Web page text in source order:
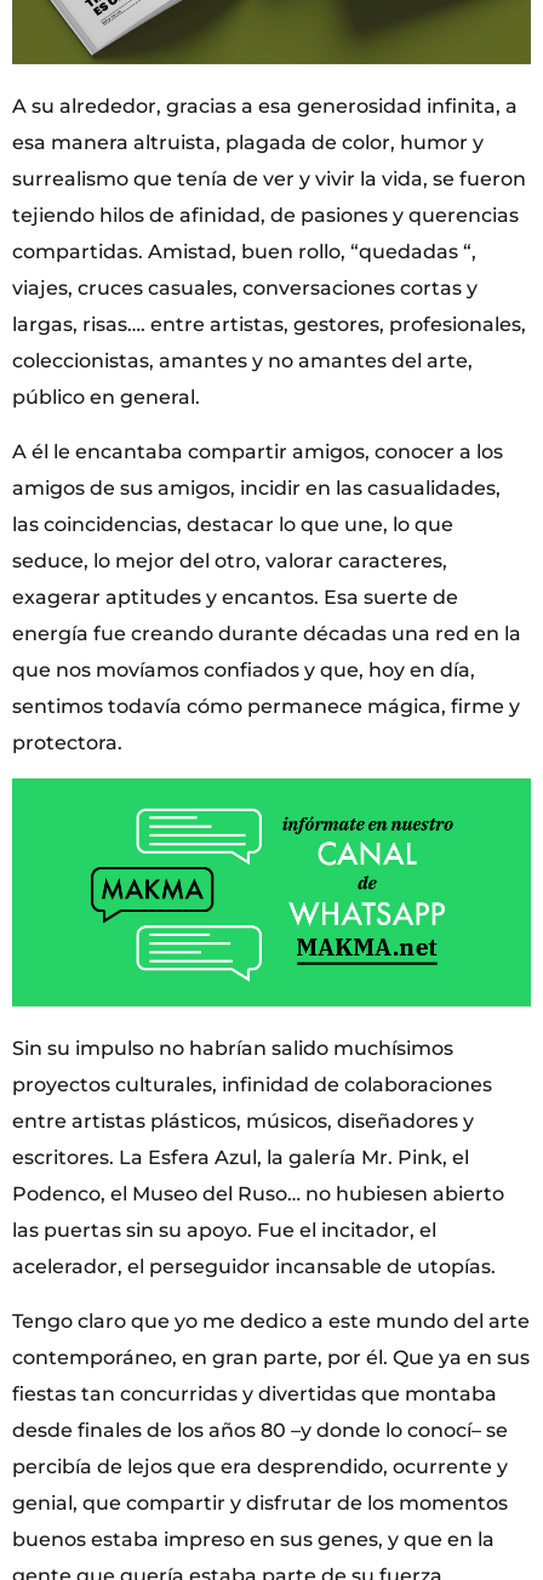
A su alrededor, gracias a esa generosidad infinita, a
esa manera altruista, plagada de color, humor y
surrealismo que tenía de ver y vivir la vida, se fueron
tejiendo hilos de afinidad, de pasiones y querencias
compartidas. Amistad, buen rollo, “quedadas “,
viajes, cruces casuales, conversaciones cortas y
largas, risas…. entre artistas, gestores, profesionales,
coleccionistas, amantes y no amantes del arte,
público en general.
A él le encantaba compartir amigos, conocer a los
amigos de sus amigos, incidir en las casualidades,
las coincidencias, destacar lo que une, lo que
seduce, lo mejor del otro, valorar caracteres,
exagerar aptitudes y encantos. Esa suerte de
energía fue creando durante décadas una red en la
que nos movíamos confiados y que, hoy en día,
sentimos todavía cómo permanece mágica, firme y
protectora.
Sin su impulso no habrían salido muchísimos
proyectos culturales, infinidad de colaboraciones
entre artistas plásticos, músicos, diseñadores y
escritores. La Esfera Azul, la galería Mr. Pink, el
Podenco, el Museo del Ruso… no hubiesen abierto
las puertas sin su apoyo. Fue el incitador, el
acelerador, el perseguidor incansable de utopías.
Tengo claro que yo me dedico a este mundo del arte
contemporáneo, en gran parte, por él. Que ya en sus
fiestas tan concurridas y divertidas que montaba
desde finales de los años 80 –y donde lo conocí– se
percibía de lejos que era desprendido, ocurrente y
genial, que compartir y disfrutar de los momentos
buenos estaba impreso en sus genes, y que en la
gente que quería estaba parte de su fuerza.